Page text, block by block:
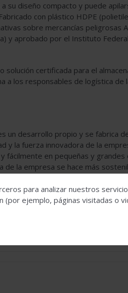
su diseño compacto y puede
con plástico HDPE
sobre mercancías peligrosas
y aprobado por el Instituto
solución certificada para el
a los responsables de logística de
un desarrollo propio y se fabrica
y la fuerza innovadora de la
fácilmente en pequeñas y
de la empresa se hace más
montañas de material
para el almacenamiento y
para analizar nuestros
(por ejemplo, páginas visitadas o